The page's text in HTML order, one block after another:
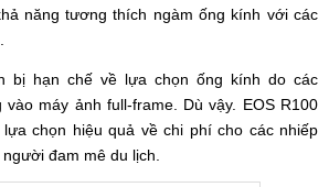
năng tương thích ngàm ống kính với các
bị hạn chế về lựa chọn ống kính do các
máy ảnh full-frame. Dù vậy. EOS R100
chọn hiệu quả về chi phí cho các nhiếp
đam mê du lịch.